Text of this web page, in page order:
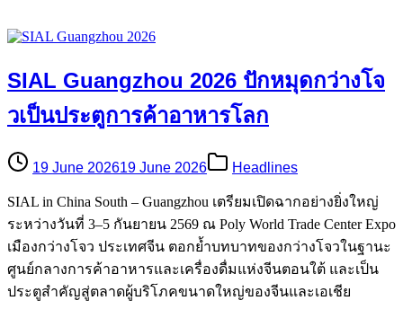
SIAL Guangzhou 2026 ปักหมุดกว่างโจ
วเป็นประตูการค้าอาหารโลก
19 June 202619 June 2026 Headlines
SIAL in China South – Guangzhou เตรียมเปิดฉากอย่างยิ่งใหญ่
ระหว่างวันที่ 3–5 กันยายน 2569 ณ Poly World Trade Center Expo
เมืองกว่างโจว ประเทศจีน ตอกย้ำบทบาทของกว่างโจวในฐานะ
ศูนย์กลางการค้าอาหารและเครื่องดื่มแห่งจีนตอนใต้ และเป็น
ประตูสำคัญสู่ตลาดผู้บริโภคขนาดใหญ่ของจีนและเอเชีย